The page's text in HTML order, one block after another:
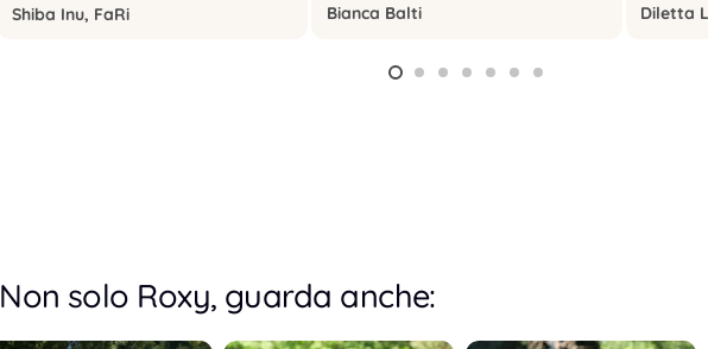
Shiba Inu, FaRi
Bianca Balti
Diletta
Non solo Roxy, guarda anche: